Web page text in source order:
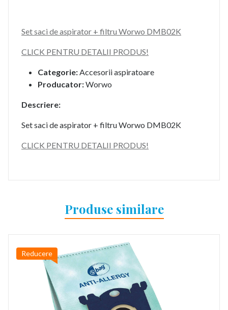
Set saci de aspirator + filtru Worwo DMB02K
CLICK PENTRU DETALII PRODUS!
Categorie:Accesorii aspiratoare
Producator:Worwo
Descriere:
Set saci de aspirator + filtru Worwo DMB02K
CLICK PENTRU DETALII PRODUS!
Produse similare
Reducere